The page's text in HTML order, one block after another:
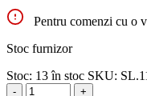
Pentru comenzi cu o
Stoc furnizor
Stoc: 13 în stoc SKU:
-
+